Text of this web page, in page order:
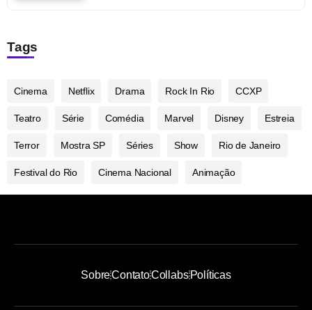
Tags
Cinema Netflix Drama Rock In Rio CCXP
Teatro Série Comédia Marvel Disney Estreia
Terror Mostra SP Séries Show Rio de Janeiro
Festival do Rio Cinema Nacional Animação
SobreContatoCollabsPolíticas